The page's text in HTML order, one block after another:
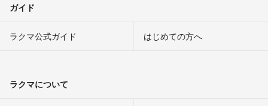
ガイド
ラクマ公式ガイド はじめての方へ
ラクマについて